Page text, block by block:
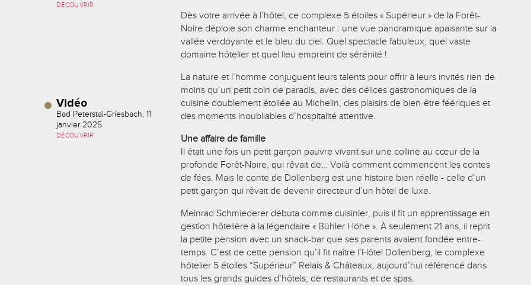
DÉCOUVRIR
Vidéo
Bad Peterstal-Griesbach, 11
janvier 2025
DÉCOUVRIR
Dès votre arrivée à l’hôtel, ce complexe 5 étoiles « Supérieur » de la Forêt-
Noire déploie son charme enchanteur : une vue panoramique apaisante sur la
vallée verdoyante et le bleu du ciel. Quel spectacle fabuleux, quel vaste
domaine hôtelier et quel lieu empreint de sérénité !
La nature et l’homme conjuguent leurs talents pour offrir à leurs invités rien de
moins qu’un petit coin de paradis, avec des délices gastronomiques de la
cuisine doublement étoilée au Michelin, des plaisirs de bien-être féériques et
des moments inoubliables d’hospitalité attentive.
Une affaire de famille
Il était une fois un petit garçon pauvre vivant sur une colline au cœur de la
profonde Forêt-Noire, qui rêvait de… Voilà comment commencent les contes
de fées. Mais le conte de Dollenberg est une histoire bien réelle - celle d’un
petit garçon qui rêvait de devenir directeur d’un hôtel de luxe.
Meinrad Schmiederer débuta comme cuisinier, puis il fit un apprentissage en
gestion hôtelière à la légendaire « Bühler Höhe ». À seulement 21 ans, il reprit
la petite pension avec un snack-bar que ses parents avaient fondée entre-
temps. C’est de cette pension qu’il fit naître l’Hôtel Dollenberg, le complexe
hôtelier 5 étoiles “Supérieur” Relais & Châteaux, aujourd’hui référencé dans
tous les grands guides d’hôtels, de restaurants et de spas.